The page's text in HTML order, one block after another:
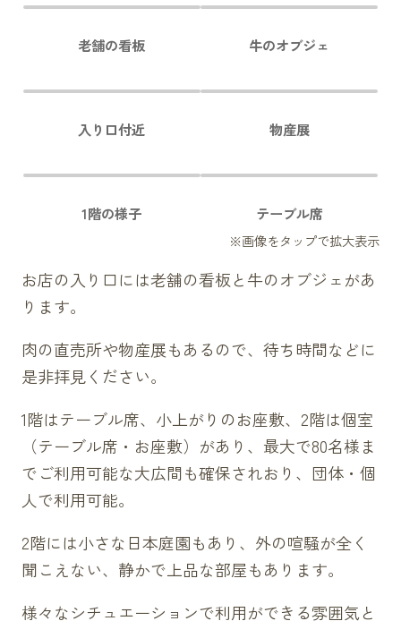
老舗の看板 牛のオブジェ
入り口付近 物産展
1階の様子 テーブル席
お店の入り口には老舗の看板と牛のオブジェがあ
ります。
肉の直売所や物産展もあるので、待ち時間などに
是非拝見ください。
1階はテーブル席、小上がりのお座敷、2階は個室
（テーブル席・お座敷）があり、最大で80名様ま
でご利用可能な大広間も確保されおり、団体・個
人で利用可能。
2階には小さな日本庭園もあり、外の喧騒が全く
聞こえない、静かで上品な部屋もあります。
様々なシチュエーションで利用ができる雰囲気と